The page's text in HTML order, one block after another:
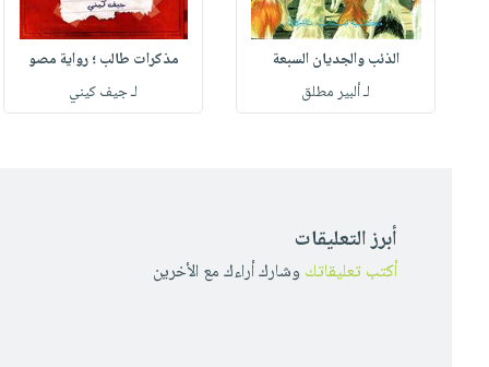
الذئب والجديان السبعة
لـ ألبير مطلق
مذكرات طالب ؛ رواية مصو
لـ جيف كيني
أبرز التعليقات
أكتب تعليقاتك وشارك أراءك مع الأخرين